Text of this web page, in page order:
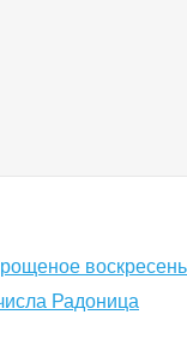
Радоница